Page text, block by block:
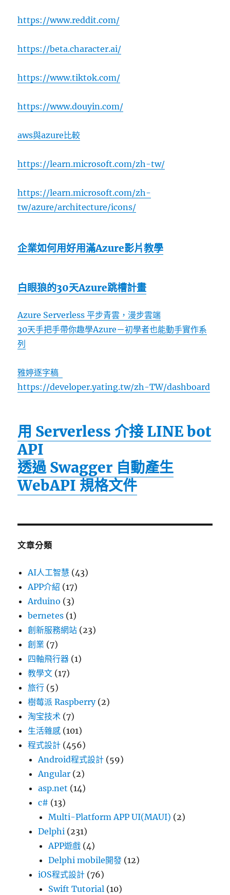
https://www.reddit.com/
https://beta.character.ai/
https://www.tiktok.com/
https://www.douyin.com/
aws與azure比較
https://learn.microsoft.com/zh-tw/
https://learn.microsoft.com/zh-
tw/azure/architecture/icons/
企業如何用好用滿Azure影片教學
白眼狼的30天Azure跳槽計畫
Azure Serverless 平步青雲，漫步雲端
30天手把手帶你趣學Azure－初學者也能動手實作系
列
雅婷逐字稿
https://developer.yating.tw/zh-TW/dashboard
用 Serverless 介接 LINE bot
API
透過 Swagger 自動產生
WebAPI 規格文件
文章分類
AI人工智慧 (43)
APP介紹 (17)
Arduino (3)
bernetes (1)
創新服務網站 (23)
創業 (7)
四軸飛行器 (1)
教學文 (17)
旅行 (5)
樹莓派 Raspberry(2)
淘宝技术 (7)
生活雜感 (101)
程式設計 (456)
Android程式設計 (59)
Angular (2)
asp.net (14)
c# (13)
Multi-Platform APP UI(MAUI) (2)
Delphi (231)
APP遊戲 (4)
Delphi mobile開發 (12)
iOS程式設計 (76)
Swift Tutorial (10)